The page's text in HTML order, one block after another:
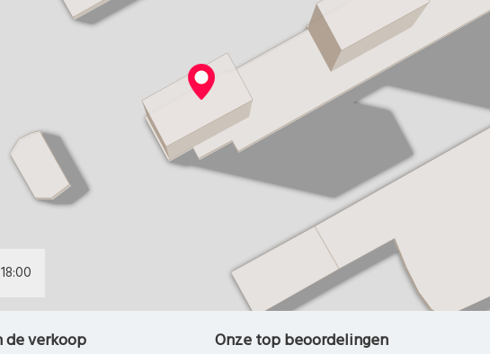
19:00
verkoop Onze top beoordelingen